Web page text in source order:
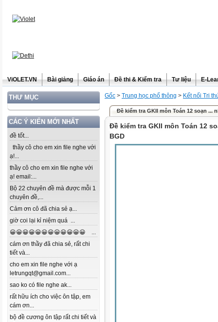
ViOLET.VN Bài giảng Giáo án Đề thi & Kiểm tra Tư liệu E-
THƯ MỤC
CÁC Ý KIẾN MỚI NHẤT
đề tốt...
thầy cô cho em xin file nghe với
ạ!...
thầy cô cho em xin file nghe với
ạ! email:...
Bộ 22 chuyên đề mà được mỗi 1
chuyên đề,...
Cảm ơn cô đã chia sẻ ạ...
giờ coi lại kỉ niệm quá ...
😀😀😀😀😀😀😀😀😀😀😀😀 ...
cám ơn thầy đã chia sẻ, rất chi
tiết và...
cho em xin file nghe với ạ
letrungqt@gmail.com...
sao ko có file nghe ak...
rất hữu ích cho việc ôn tập, em
cám ơn...
bộ đề cương ôn tập rất chi tiết và
Gốc > Trung học phổ thông > Kết nối Tri
Đề kiểm tra GKII môn Toán 12 soạn ...
Đề kiểm tra GKII môn Toán 12
BGD